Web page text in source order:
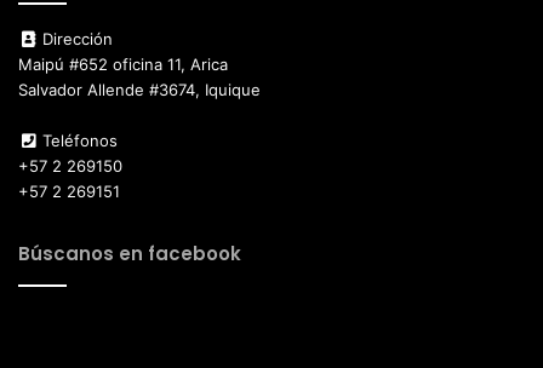
Dirección
Maipú #652 oficina 11, Arica
Salvador Allende #3674, Iquique
Teléfonos
+57 2 269150
+57 2 269151
Búscanos en facebook